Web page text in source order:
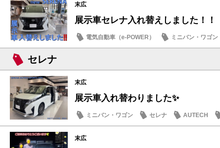
末広
展示車セレナ入れ替えしました！！
電気自動車（e-POWER）
ミニバン・ワゴン
日産のお店
セレナ
末広
展示車入れ替わりました✨
ミニバン・ワゴン セレナ AUTECH
末広